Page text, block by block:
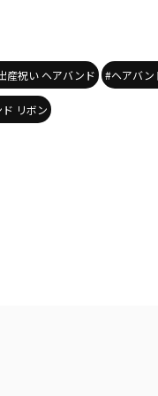
産祝い ヘアバンド #ヘアバン
リボン